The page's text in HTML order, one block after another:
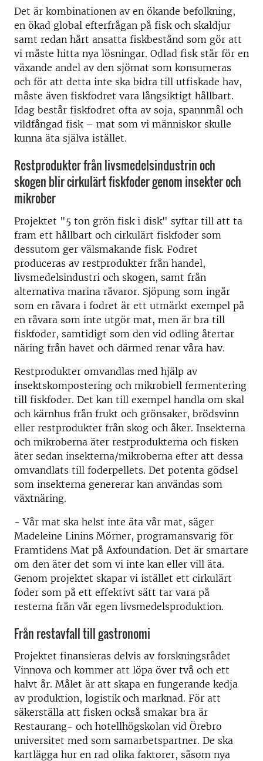
Det är kombinationen av en ökande befolkning,
en ökad global efterfrågan på fisk och skaldjur
samt redan hårt ansatta fiskbestånd som gör att
vi måste hitta nya lösningar. Odlad fisk står för en
växande andel av den sjömat som konsumeras
och för att detta inte ska bidra till utfiskade hav,
måste även fiskfodret vara långsiktigt hållbart.
Idag består fiskfodret ofta av soja, spannmål och
vildfångad fisk – mat som vi människor skulle
kunna äta själva istället.
Restprodukter från livsmedelsindustrin och
skogen blir cirkulärt fiskfoder genom insekter och
mikrober
Projektet "5 ton grön fisk i disk" syftar till att ta
fram ett hållbart och cirkulärt fiskfoder som
dessutom ger välsmakande fisk. Fodret
produceras av restprodukter från handel,
livsmedelsindustri och skogen, samt från
alternativa marina råvaror. Sjöpung som ingår
som en råvara i fodret är ett utmärkt exempel på
en råvara som inte utgör mat, men är bra till
fiskfoder, samtidigt som den vid odling återtar
näring från havet och därmed renar våra hav.
Restprodukter omvandlas med hjälp av
insektskompostering och mikrobiell fermentering
till fiskfoder. Det kan till exempel handla om skal
och kärnhus från frukt och grönsaker, brödsvinn
eller restprodukter från skog och åker. Insekterna
och mikroberna äter restprodukterna och fisken
äter sedan insekterna/mikroberna efter att dessa
omvandlats till foderpellets. Det potenta gödsel
som insekterna genererar kan användas som
växtnäring.
- Vår mat ska helst inte äta vår mat, säger
Madeleine Linins Mörner, programansvarig för
Framtidens Mat på Axfoundation. Det är smartare
om den äter det som vi inte kan eller vill äta.
Genom projektet skapar vi istället ett cirkulärt
foder som på ett effektivt sätt tar vara på
resterna från vår egen livsmedelsproduktion.
Från restavfall till gastronomi
Projektet finansieras delvis av forskningsrådet
Vinnova och kommer att löpa över två och ett
halvt år. Målet är att skapa en fungerande kedja
av produktion, logistik och marknad. För att
säkerställa att fisken också smakar bra är
Restaurang- och hotellhögskolan vid Örebro
universitet med som samarbetspartner. De ska
kartlägga hur en rad olika faktorer, såsom nya